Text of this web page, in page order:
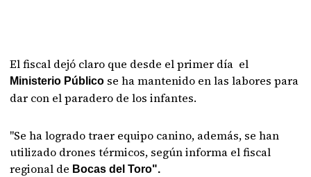
El fiscal dejó claro que desde el primer día el
Ministerio Público se ha mantenido en las labores para
dar con el paradero de los infantes.
"Se ha logrado traer equipo canino, además, se han
utilizado drones térmicos, según informa el fiscal
regional de Bocas del Toro".